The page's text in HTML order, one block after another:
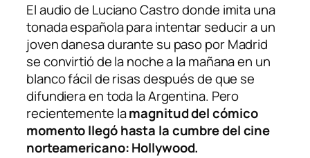
El audio de Luciano Castro donde imita una
tonada española para intentar seducir a un
joven danesa durante su paso por Madrid
se convirtió de la noche a la mañana en un
blanco fácil de risas después de que se
difundiera en toda la Argentina. Pero
recientemente lamagnitud del cómico
momento llegó hasta la cumbre del cine
norteamericano: Hollywood.